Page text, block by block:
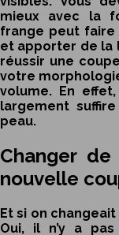
mieux avec la
frange peut
et apporter de la
réussir une
votre
volume. En
largement
peau.
Changer
nouvelle
Et si on
Oui, il n’y a